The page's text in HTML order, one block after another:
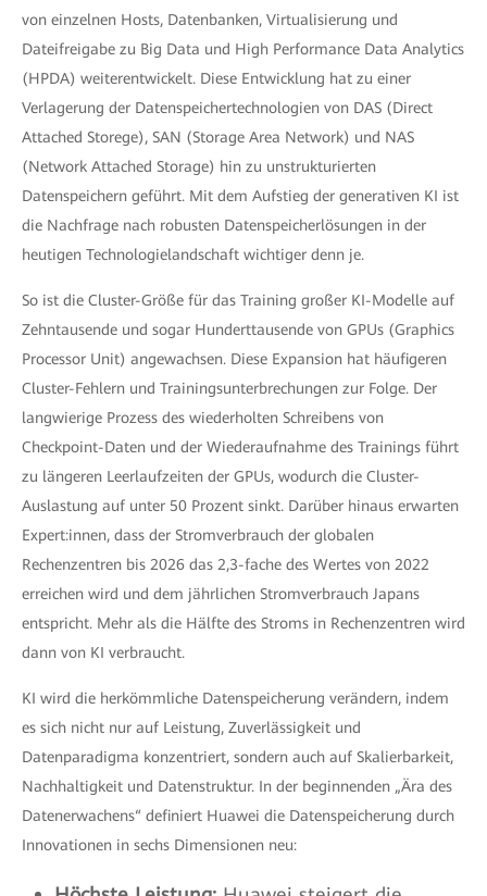
von einzelnen Hosts, Datenbanken, Virtualisierung und
Dateifreigabe zu Big Data und High Performance Data Analytics
(HPDA) weiterentwickelt. Diese Entwicklung hat zu einer
Verlagerung der Datenspeichertechnologien von DAS (Direct
Attached Storege), SAN (Storage Area Network) und NAS
(Network Attached Storage) hin zu unstrukturierten
Datenspeichern geführt. Mit dem Aufstieg der generativen KI ist
die Nachfrage nach robusten Datenspeicherlösungen in der
heutigen Technologielandschaft wichtiger denn je.
So ist die Cluster-Größe für das Training großer KI-Modelle auf
Zehntausende und sogar Hunderttausende von GPUs (Graphics
Processor Unit) angewachsen. Diese Expansion hat häufigeren
Cluster-Fehlern und Trainingsunterbrechungen zur Folge. Der
langwierige Prozess des wiederholten Schreibens von
Checkpoint-Daten und der Wiederaufnahme des Trainings führt
zu längeren Leerlaufzeiten der GPUs, wodurch die Cluster-
Auslastung auf unter 50 Prozent sinkt. Darüber hinaus erwarten
Expert:innen, dass der Stromverbrauch der globalen
Rechenzentren bis 2026 das 2,3-fache des Wertes von 2022
erreichen wird und dem jährlichen Stromverbrauch Japans
entspricht. Mehr als die Hälfte des Stroms in Rechenzentren wird
dann von KI verbraucht.
KI wird die herkömmliche Datenspeicherung verändern, indem
es sich nicht nur auf Leistung, Zuverlässigkeit und
Datenparadigma konzentriert, sondern auch auf Skalierbarkeit,
Nachhaltigkeit und Datenstruktur. In der beginnenden „Ära des
Datenerwachens“ definiert Huawei die Datenspeicherung durch
Innovationen in sechs Dimensionen neu: